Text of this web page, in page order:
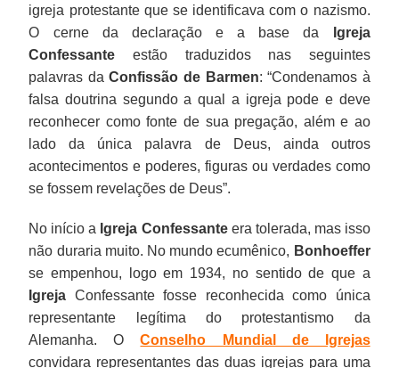
igreja protestante que se identificava com o nazismo.
O cerne da declaração e a base da
Igreja
Confessante estão traduzidos nas seguintes
palavras daConfissão de Barmen: “Condenamos à
falsa doutrina segundo a qual a igreja pode e deve
reconhecer como fonte de sua pregação, além e ao
lado da única palavra de Deus, ainda outros
acontecimentos e poderes, figuras ou verdades como
se fossem revelações de Deus”.
No início a Igreja Confessanteera tolerada, mas isso
não duraria muito. No mundo ecumênico, Bonhoeffer
se empenhou, logo em 1934, no sentido de que a
Igreja Confessante fosse reconhecida como única
representante legítima do protestantismo da
Alemanha. OConselho Mundial de Igrejas
convidara representantes das duas igrejas para uma